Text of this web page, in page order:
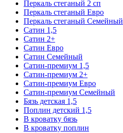
Перкаль стеганый 2 сп
Перкаль стеганый Евро
Перкаль стеганый Семейный
Сатин 1,5
Сатин 2+
Сатин Евро
Сатин Семейный
Сатин-премиум 1,5
Сатин-премиум 2+
Сатин-премиум Евро
Сатин-премиум Семейный
Бязь детская 1,5
Поплин детский 1,5
В кроватку бязь
В кроватку поплин